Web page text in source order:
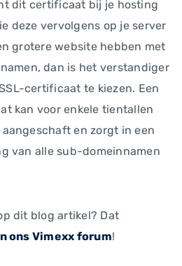
dit certificaat bij je hosting
deze vervolgens op je server
grotere website hebben met
dan is het verstandiger
certificaat te kiezen. Een
kan voor enkele tientallen
aangeschaft en zorgt in een
van alle sub-domeinnamen
dit blog artikel? Dat
ons Vimexx forum!